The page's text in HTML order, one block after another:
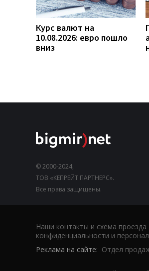
Курс валют на
10.08.2026: евро пошло
вниз
© 2000-2024,
ТОВ «КЕПРЕЙТ ПАРТНЕРС».
Все права защищены.
Наши контакты и схема проезда
конфиденциальности и
Реклама на сайте: Отдел